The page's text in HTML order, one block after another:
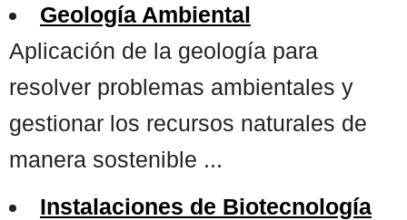
Geología Ambiental
Aplicación de la geología para
resolver problemas ambientales y
gestionar los recursos naturales de
manera sostenible ...
Instalaciones de Biotecnología